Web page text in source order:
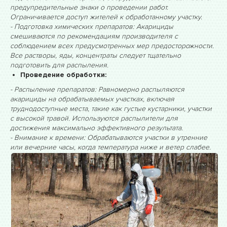
предупредительные знаки о проведении работ.
Ограничивается доступ жителей к обработанному участку.
- Подготовка химических препаратов: Акарициды
смешиваются по рекомендациям производителя с
соблюдением всех предусмотренных мер предосторожности.
Все растворы, яды, концентраты следует тщательно
подготовить для распыления.
Проведение обработки:
- Распыление препаратов: Равномерно распыляются
акарициды на обрабатываемых участках, включая
труднодоступные места, такие как густые кустарники, участки
с высокой травой. Используются распылители для
достижения максимально эффективного результата.
- Внимание к времени: Обрабатываются участки в утренние
или вечерние часы, когда температура ниже и ветер слабее.